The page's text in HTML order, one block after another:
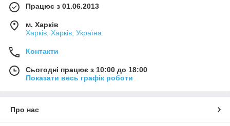
Працює з 01.06.2013
м. Харків
Харків, Харків, Україна
Контакти
Сьогодні працює з 10:00 до 18:00
Показати весь графік роботи
Про нас